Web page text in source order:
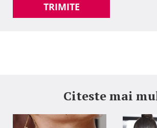
TRIMITE
Citeste mai